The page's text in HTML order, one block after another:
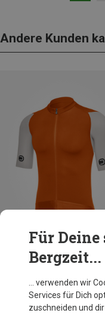
Andere Kunden
Du sparst 47%
Für Deine
Bergzeit...
… verwenden wir
Services für Dich
zuschneiden und